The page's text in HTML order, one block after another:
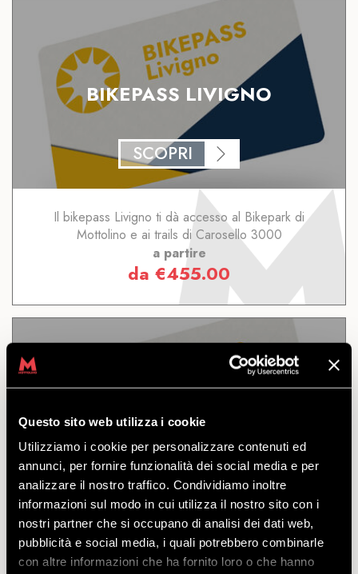
Questo sito web utilizza i cookie
Utilizziamo i cookie per personalizzare contenuti ed
annunci, per fornire funzionalità dei social media e per
analizzare il nostro traffico. Condividiamo inoltre
informazioni sul modo in cui utilizza il nostro sito con i
nostri partner che si occupano di analisi dei dati web,
pubblicità e social media, i quali potrebbero combinarle
con altre informazioni che ha fornito loro o che hanno
BIKEPASS LIVIGNO
SCOPRI
Il bikepass Livigno ti dà accesso al Bikepark di
Mottolino e ai trails di Carosello 3000
a partire
da €455.00
LIVIGNO
SCOPRI
Accesso al Bikepark di Mottolino e ai trails di
Carosello 3000 e Sitas Livigno. Valido per 7 giorni